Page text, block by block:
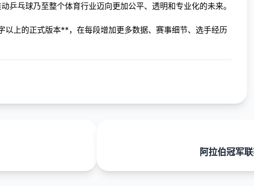
乒乓球乃至整个体育行业迈向更加公平、透明和专业化的未来。
上的正式版本**，在每段增加更多数据、赛事细节、选手经历
阿拉伯冠军